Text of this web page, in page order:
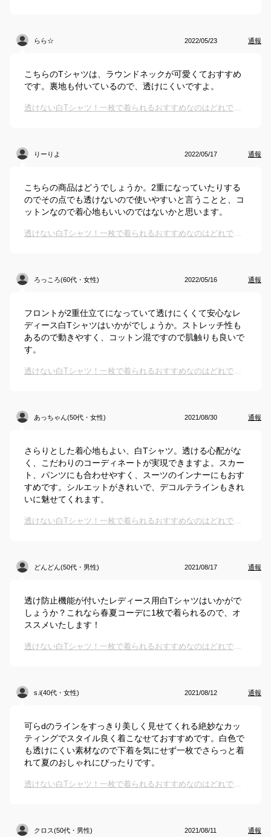
らら☆ 2022/05/23 通報
こちらのTシャツは、ラウンドネックが可愛くておすすめ
です。裏地も付いているので、透けにくいですよ。
透けない白Tシャツ！一枚で着られるおすすめなのはどれですか？
りーりよ 2022/05/17 通報
こちらの商品はどうでしょうか。2重になっていたりする
のでその点でも透けないので使いやすいと言うことと、コ
ットンなので着心地もいいのではないかと思います。
透けない白Tシャツ！一枚で着られるおすすめなのはどれですか？
ろっころ(60代・女性) 2022/05/16 通報
フロントが2重仕立てになっていて透けにくくて安心なレ
ディース白Tシャツはいかがでしょうか。ストレッチ性も
あるので動きやすく、コットン混ですので肌触りも良いで
す。
透けない白Tシャツ！一枚で着られるおすすめなのはどれですか？
あっちゃん(50代・女性) 2021/08/30 通報
さらりとした着心地もよい、白Tシャツ。透ける心配がな
く、こだわりのコーディネートが実現できますよ。スカー
ト、パンツにも合わせやすく、スーツのインナーにもおす
すめです。シルエットがきれいで、デコルテラインもきれ
いに魅せてくれます。
透けない白Tシャツ！一枚で着られるおすすめなのはどれですか？
どんどん(50代・男性) 2021/08/17 通報
透け防止機能が付いたレディース用白Tシャツはいかがで
しょうか？これなら春夏コーデに1枚で着られるので、オ
ススメいたします！
透けない白Tシャツ！一枚で着られるおすすめなのはどれですか？
s.i(40代・女性) 2021/08/12 通報
可らdのラインをすっきり美しく見せてくれる絶妙なカッ
ティングでスタイル良く着こなせておすすめです。白色で
も透けにくい素材なので下着を気にせず一枚でさらっと着
れて夏のおしゃれにぴったりです。
透けない白Tシャツ！一枚で着られるおすすめなのはどれですか？
クロス(50代・男性) 2021/08/11 通報